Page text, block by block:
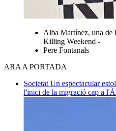
Alba Martínez, una de
Killing Weekend -
Pere Fontanals
ARA A PORTADA
Societat Un espectacular
l'inici de la migració cap a